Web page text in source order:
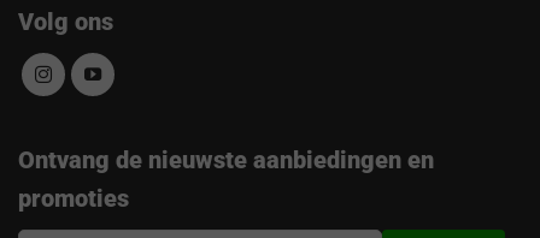
Volg ons
Ontvang de nieuwste aanbiedingen en
promoties